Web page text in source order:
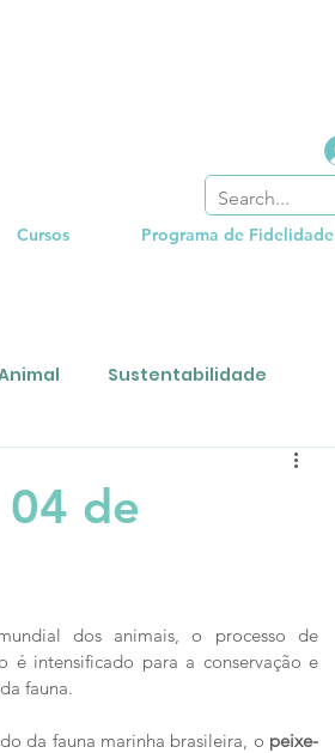
Cursos Programa de Fidelidade
Sustentabilidade
04 de
dos animais, o processo de
é intensificado para a conservação e
fauna.
da fauna marinha brasileira, o peixe-